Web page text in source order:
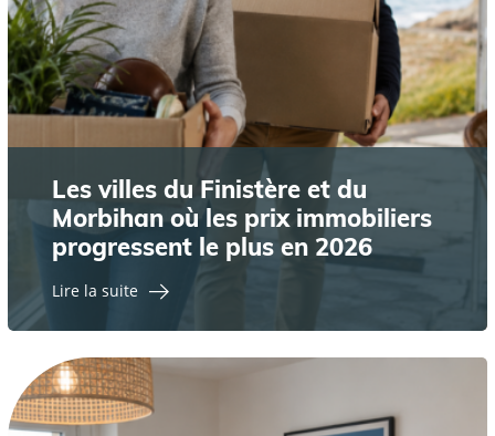
Les villes du Finistère et du
Morbihan où les prix immobiliers
progressent le plus en 2026
Lire la suite